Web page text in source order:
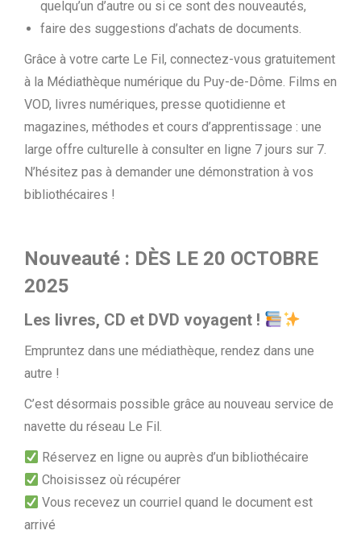
quelqu’un d’autre ou si ce sont des nouveautés,
faire des suggestions d’achats de documents.
Grâce à votre carte Le Fil, connectez-vous gratuitement
à la Médiathèque numérique du Puy-de-Dôme. Films en
VOD, livres numériques, presse quotidienne et
magazines, méthodes et cours d’apprentissage : une
large offre culturelle à consulter en ligne 7 jours sur 7.
N’hésitez pas à demander une démonstration à vos
bibliothécaires !
Nouveauté : DÈS LE 20 OCTOBRE
2025
Les livres, CD et DVD voyagent !
Empruntez dans une médiathèque, rendez dans une
autre !
C’est désormais possible grâce au nouveau service de
navette du réseau Le Fil.
Réservez en ligne ou auprès d’un bibliothécaire
Choisissez où récupérer
Vous recevez un courriel quand le document est
arrivé